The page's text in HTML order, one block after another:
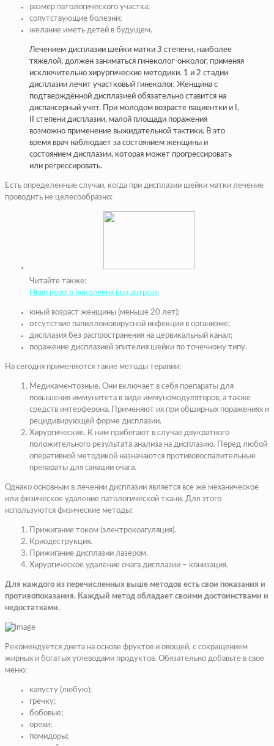
размер патологического участка;
сопутствующие болезни;
желание иметь детей в будущем.
Лечением дисплазии шейки матки 3 степени, наиболее
тяжелой, должен заниматься гинеколог-онколог, применяя
исключительно хирургические методики. 1 и 2 стадии
дисплазии лечит участковый гинеколог. Женщина с
подтверждённой дисплазией обязательно ставится на
диспансерный учет. При молодом возрасте пациентки и І,
ІІ степени дисплазии, малой площади поражения
возможно применение выжидательной тактики. В это
время врач наблюдает за состоянием женщины и
состоянием дисплазии, которая может прогрессировать
или регрессировать.
Есть определенные случаи, когда при дисплазии шейки матки лечение
проводить не целесообразно:
Читайте также:
Нпвп нового поколения при артрозе
юный возраст женщины (меньше 20 лет);
отсутствие папилломовирусной инфекции в организме;
дисплазия без распространения на цервикальный канал;
поражение дисплазией эпителия шейки по точечному типу.
На сегодня применяются такие методы терапии:
Медикаментозные. Они включает в себя препараты для
повышения иммунитета в виде иммуномодуляторов, а также
средств интерферона. Применяют их при обширных поражениях и
рецидивирующей форме дисплазии.
Хирургические. К ним прибегают в случае двукратного
положительного результата анализа на дисплазию. Перед любой
оперативной методикой назначаются противовоспалительные
препараты для санации очага.
Однако основным в лечении дисплазии является все же механическое
или физическое удаление патологической ткани. Для этого
используются физические методы:
Прижигание током (электрокоагуляция).
Криодеструкция.
Прижигание дисплазии лазером.
Хирургическое удаление очага дисплазии – конизация.
Для каждого из перечисленных выше методов есть свои показания и
противопоказания. Каждый метод обладает своими достоинствами и
недостатками.
Рекомендуется диета на основе фруктов и овощей, с сокращением
жирных и богатых углеводами продуктов. Обязательно добавьте в свое
меню:
капусту (любую);
гречку;
бобовые;
орехи;
помидоры;